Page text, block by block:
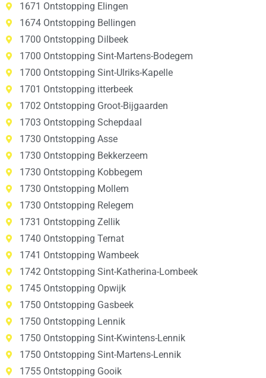
1671 Ontstopping Elingen
1674 Ontstopping Bellingen
1700 Ontstopping Dilbeek
1700 Ontstopping Sint-Martens-Bodegem
1700 Ontstopping Sint-Ulriks-Kapelle
1701 Ontstopping itterbeek
1702 Ontstopping Groot-Bijgaarden
1703 Ontstopping Schepdaal
1730 Ontstopping Asse
1730 Ontstopping Bekkerzeem
1730 Ontstopping Kobbegem
1730 Ontstopping Mollem
1730 Ontstopping Relegem
1731 Ontstopping Zellik
1740 Ontstopping Ternat
1741 Ontstopping Wambeek
1742 Ontstopping Sint-Katherina-Lombeek
1745 Ontstopping Opwijk
1750 Ontstopping Gasbeek
1750 Ontstopping Lennik
1750 Ontstopping Sint-Kwintens-Lennik
1750 Ontstopping Sint-Martens-Lennik
1755 Ontstopping Gooik